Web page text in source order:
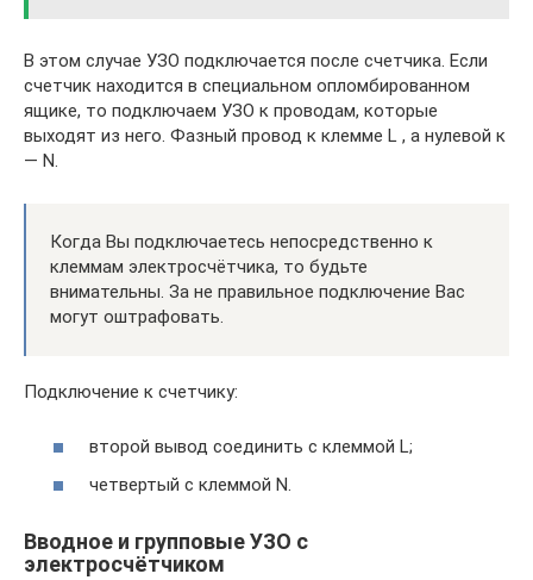
В этом случае УЗО подключается после счетчика. Если
счетчик находится в специальном опломбированном
ящике, то подключаем УЗО к проводам, которые
выходят из него. Фазный провод к клемме L , а нулевой к
— N.
Когда Вы подключаетесь непосредственно к
клеммам электросчётчика, то будьте
внимательны. За не правильное подключение Вас
могут оштрафовать.
Подключение к счетчику:
второй вывод соединить с клеммой L;
четвертый с клеммой N.
Вводное и групповые УЗО с
электросчётчиком